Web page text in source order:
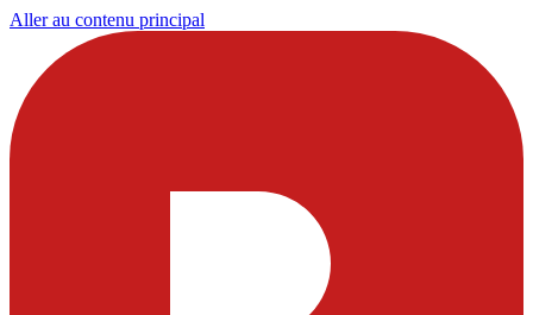
Aller au contenu principal